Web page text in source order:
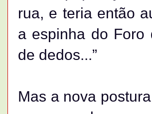
rua, e teria então
a espinha do Foro
de dedos...”
Mas a nova